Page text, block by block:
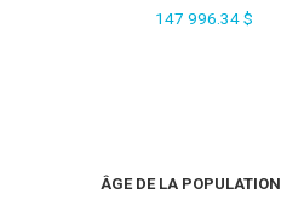
147 996.34 $
ÂGE DE LA POPULATION